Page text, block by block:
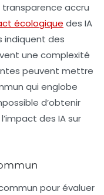
accru
écologique des IA
indiquent des
une complexité
peuvent mettre
qui englobe
d’obtenir
des IA sur
pour évaluer